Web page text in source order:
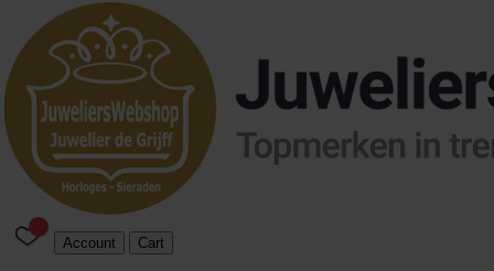
Account Cart